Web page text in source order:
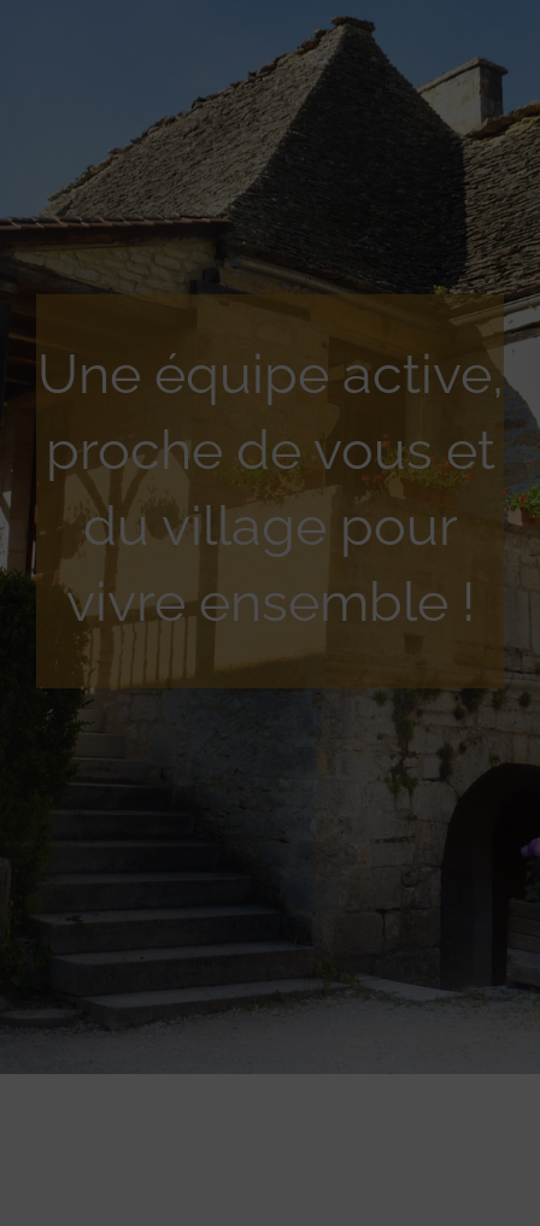
Une équipe active,
proche de vous et
du village pour
vivre ensemble !